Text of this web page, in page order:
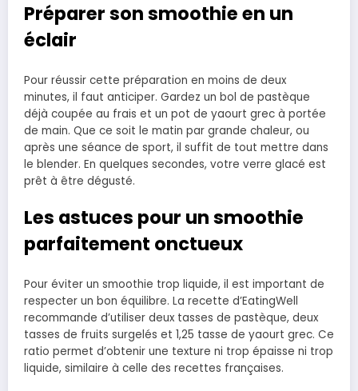
Préparer son smoothie en un
éclair
Pour réussir cette préparation en moins de deux
minutes, il faut anticiper. Gardez un bol de pastèque
déjà coupée au frais et un pot de yaourt grec à portée
de main. Que ce soit le matin par grande chaleur, ou
après une séance de sport, il suffit de tout mettre dans
le blender. En quelques secondes, votre verre glacé est
prêt à être dégusté.
Les astuces pour un smoothie
parfaitement onctueux
Pour éviter un smoothie trop liquide, il est important de
respecter un bon équilibre. La recette d’EatingWell
recommande d’utiliser deux tasses de pastèque, deux
tasses de fruits surgelés et 1,25 tasse de yaourt grec. Ce
ratio permet d’obtenir une texture ni trop épaisse ni trop
liquide, similaire à celle des recettes françaises.